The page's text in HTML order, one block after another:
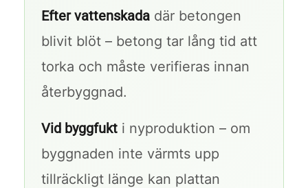
Efter vattenskadadär betongen
blivit blöt – betong tar lång tid att
torka och måste verifieras innan
återbyggnad.
Vid byggfukti nyproduktion – om
byggnaden inte värmts upp
tillräckligt länge kan plattan